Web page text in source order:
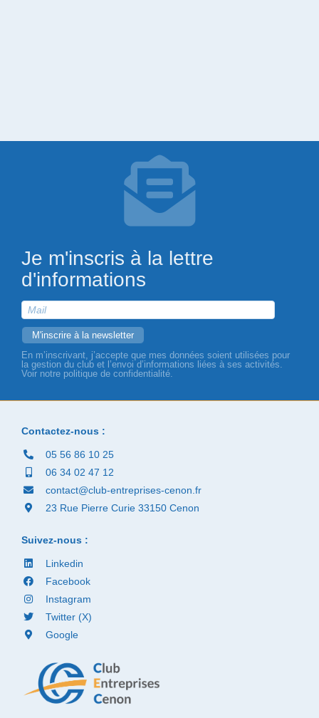
Je m'inscris à la lettre
d'informations
En m’inscrivant, j’accepte que mes données soient utilisées pour
la gestion du club et l’envoi d’informations liées à ses activités.
Voir notre politique de confidentialité.
Contactez-nous :
05 56 86 10 25
06 34 02 47 12
contact@club-entreprises-cenon.fr
23 Rue Pierre Curie 33150 Cenon
Suivez-nous :
Linkedin
Facebook
Instagram
Twitter (X)
Google